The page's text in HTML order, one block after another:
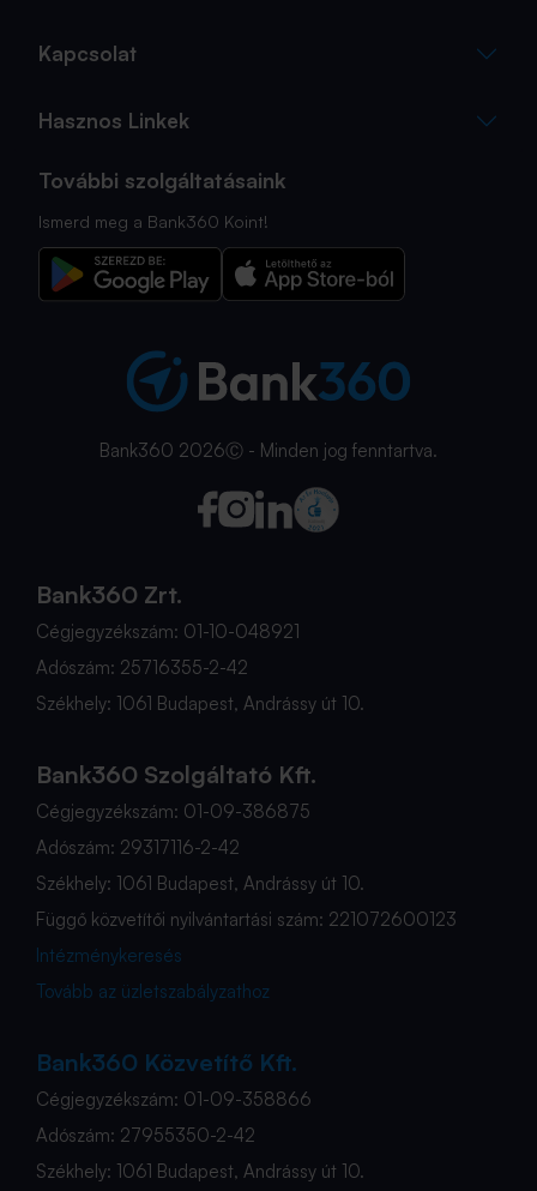
Kapcsolat
Hasznos Linkek
További szolgáltatásaink
Ismerd meg a Bank360 Koint!
Bank360 2026Ⓒ - Minden jog fenntartva.
Bank360 Zrt.
Cégjegyzékszám: 01-10-048921
Adószám: 25716355-2-42
Székhely: 1061 Budapest, Andrássy út 10.
Bank360 Szolgáltató Kft.
Cégjegyzékszám: 01-09-386875
Adószám: 29317116-2-42
Székhely: 1061 Budapest, Andrássy út 10.
Függő közvetítői nyilvántartási szám: 221072600123
Intézménykeresés
Tovább az üzletszabályzathoz
Bank360 Közvetítő Kft.
Cégjegyzékszám: 01-09-358866
Adószám: 27955350-2-42
Székhely: 1061 Budapest, Andrássy út 10.